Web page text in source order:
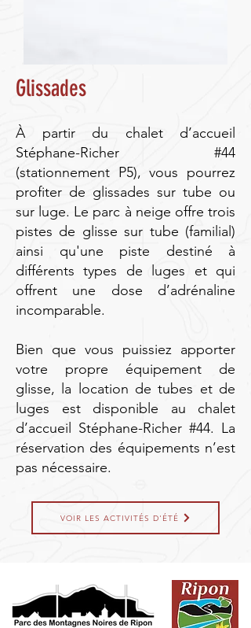
Glissades
À partir du chalet d’accueil
Stéphane-Richer #44
(stationnement P5), vous pourrez
profiter de glissades sur tube ou
sur luge. Le parc à neige offre trois
pistes de glisse sur tube (familial)
ainsi qu'une piste destiné à
différents types de luges et qui
offrent une dose d’adrénaline
incomparable.
Bien que vous puissiez apporter
votre propre équipement de
glisse, la location de tubes et de
luges est disponible au chalet
d’accueil Stéphane-Richer #44. La
réservation des équipements n’est
pas nécessaire.
VOIR LES ACTIVITÉS D'ÉTÉ